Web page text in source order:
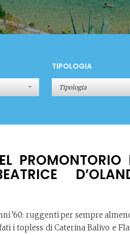
TIPOLOGIA
Tipologia
PROMONTORIO
’60: ruggenti per sempre
i topless di Caterina Balivo e